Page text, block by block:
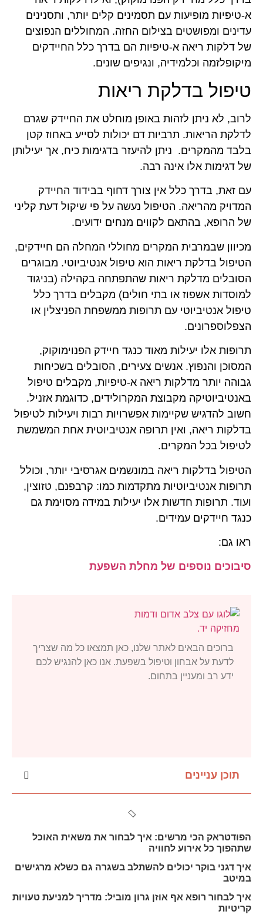
א-טיפיות מופיעות עם תסמינים קלים יותר, ותסנינים
עדינים ומפושטים בצילום החזה. המחוללים הנפוצים
של דלקות ריאה א-טיפיות הם בדרך כלל החיידקים
מיקופלזמה וכלמידיה, ונגיפים שונים.
טיפול בדלקת ריאות
לרוב, לא ניתן לזהות באופן מוחלט את החיידק שגרם
לדלקת הריאות. תרביות דם יכולות לסייע באחוז קטן
בלבד מהמקרים. ניתן להיעזר בדגימות כיח, אך יעילותן
של דגימות אלו אינה רבה.
עם זאת, בדרך כלל אין צורך דחוף בבידוד החיידק
המדויק מהריאה. הטיפול נעשה על פי שיקול דעת קליני
של הרופא, בהתאם לקווים מנחים ידועים.
מכיוון שבמרבית המקרים מחוללי המחלה הם חיידקים,
הטיפול בדלקת ריאות הוא טיפול אנטיביוטי. מבוגרים
הסובלים מדלקת ריאות שהתפתחה בקהילה (בניגוד
למוסדות אשפוז או בתי חולים) מקבלים בדרך כלל
טיפול אנטיביוטי עם תרופות ממשפחת הפניצלין או
הצפלוספרונים.
תרופות אלו יעילות מאוד כנגד חיידק הפנוימוקוק,
המסוכן והנפוץ. אנשים צעירים, הסובלים בשכיחות
גבוהה יותר מדלקות ריאה א-טיפיות, מקבלים טיפול
באנטיביוטיקה מקבוצת המקרולידים, כדוגמת אזניל.
חשוב להדגיש שקיימות אפשרויות רבות ויעילות לטיפול
בדלקות ריאה, ואין תרופה אנטיביוטית אחת המשמשת
לטיפול בכל המקרים.
הטיפול בדלקות ריאה במונשמים אגרסיבי יותר, וכולל
תרופות אנטיביוטיות מתקדמות כמו: קרבפנם, טזוצין,
ועוד. תרופות חדשות אלו יעילות במידה מסוימת גם
כנגד חיידקים עמידים.
ראו גם:
סיבוכים נוספים של מחלת השפעת
ברוכים הבאים לאתר שלנו, כאן תמצאו כל מה שצריך
לדעת על אבחון וטיפול בשפעת. אנו כאן להנגיש לכם
ידע רב ומעניין בתחום.
תוכן עניינים
הפודטראק הכי מרשים: איך לבחור את משאית האוכל
שתהפוך כל אירוע לחוויה
איך דגני בוקר יכולים להשתלב בשגרה גם כשלא מרגישים
במיטב
איך לבחור רופא אף אוזן גרון מוביל: מדריך למניעת טעויות
קריטיות